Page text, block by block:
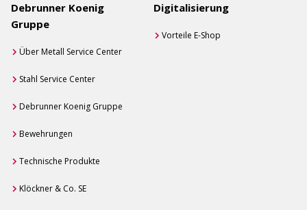
Debrunner Koenig
Gruppe
Über Metall Service Center
Stahl Service Center
Debrunner Koenig Gruppe
Bewehrungen
Technische Produkte
Klöckner & Co. SE
Digitalisierung
Vorteile E-Shop